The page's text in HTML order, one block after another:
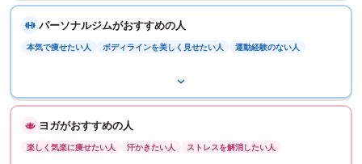
パーソナルジムがおすすめの人
本気で痩せたい人 ボディラインを美しく見せたい人 運動経験のない人
ヨガがおすすめの人
楽しく気楽に痩せたい人 汗かきたい人 ストレスを解消したい人